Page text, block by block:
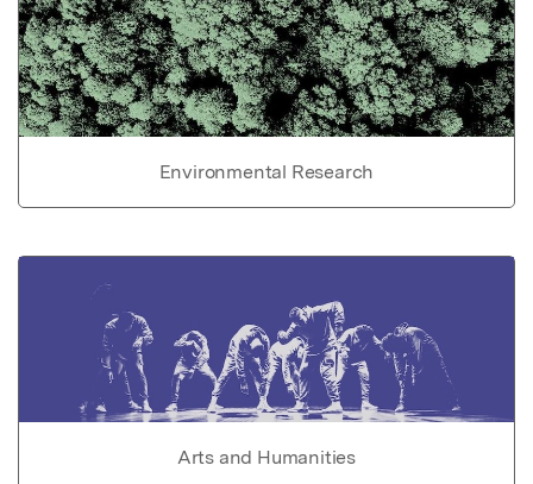
Environmental Research
Arts and Humanities